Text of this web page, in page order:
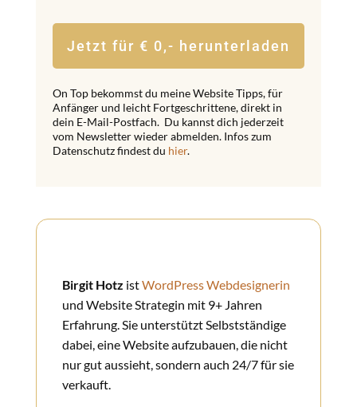
Jetzt für € 0,- herunterladen
On Top bekommst du meine Website Tipps, für
Anfänger und leicht Fortgeschrittene, direkt in
dein E-Mail-Postfach. Du kannst dich jederzeit
vom Newsletter wieder abmelden. Infos zum
Datenschutz findest du hier.
Birgit Hotz istWordPress Webdesignerin
und Website Strategin mit 9+ Jahren
Erfahrung. Sie unterstützt Selbstständige
dabei, eine Website aufzubauen, die nicht
nur gut aussieht, sondern auch 24/7 für sie
verkauft.